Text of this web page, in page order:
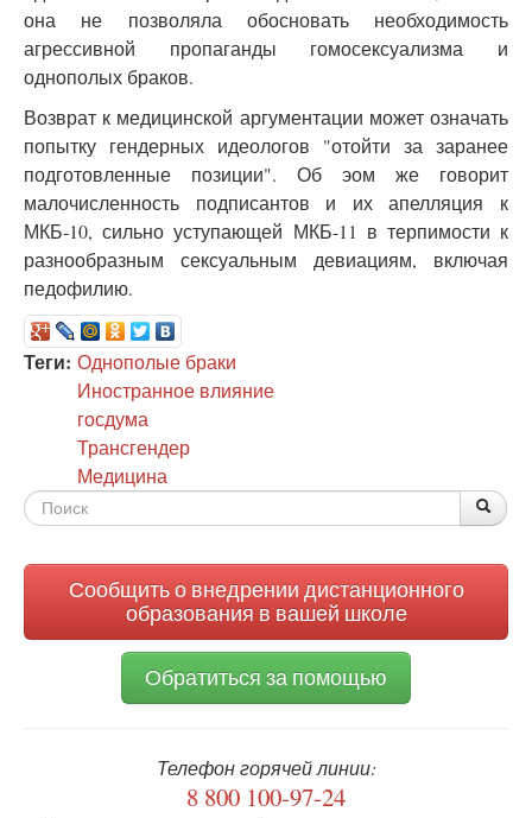
она не позволяла обосновать необходимость
агрессивной пропаганды гомосексуализма и
однополых браков.
Возврат к медицинской аргументации может означать
попытку гендерных идеологов "отойти за заранее
подготовленные позиции". Об эом же говорит
малочисленность подписантов и их апелляция к
МКБ-10, сильно уступающей МКБ-11 в терпимости к
разнообразным сексуальным девиациям, включая
педофилию.
Теги: Однополые браки
Иностранное влияние
госдума
Трансгендер
Медицина
Форма
Сообщить о внедрении дистанционного
образования в вашей школе
Обратиться за помощью
Телефон горячей линии:
8 800 100-97-24